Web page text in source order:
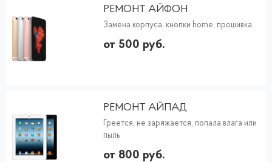
РЕМОНТ АЙФОН
Замена корпуса, кнопки home, прошивка
от 500 руб.
РЕМОНТ АЙПАД
Греется, не заряжается, попала влага или
пыль
от 800 руб.